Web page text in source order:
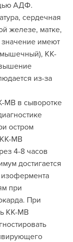
АДФ.
сердечная
железе, матке,
имеют
КК-
из-за
МВ в сыворотке
остром
КК-МВ
4-8 часов
достигается
изофермента
при
При
КК-МВ